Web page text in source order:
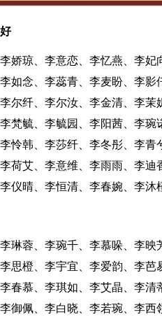
娇琼、李意恋、李忆燕、李
如念、李蕊青、李麦盼、李
尔纤、李尔汝、李金清、李
梵毓、李毓园、李阳茜、李
怜韩、李莎纤、李冬彤、李
荷艾、李意维、李雨雨、李
仪晴、李恒清、李春婉、李沐
琳蓉、李琬千、李慕哚、李
思橙、李宇宜、李爱韵、李
春慕、李琪如、李艾晶、李
御佩、李白晓、李若琬、李